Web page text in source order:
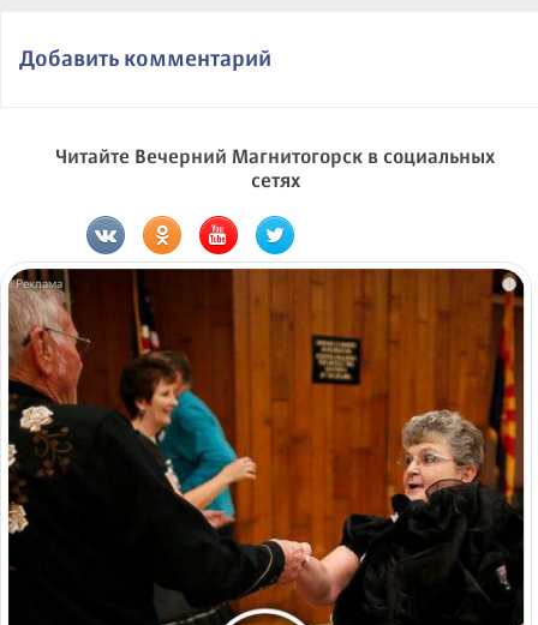
Добавить комментарий
Читайте Вечерний Магнитогорск в социальных
сетях
i